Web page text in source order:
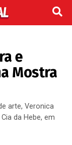
e
Mostra
arte, Veronica
da Hebe, em